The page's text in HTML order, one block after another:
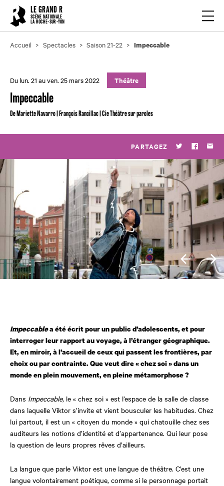
LE GRAND R
SCÈNE NATIONALE
LA ROCHE-SUR-YON
Accueil Spectacles Saison 21-22 Impeccable
Du lun. 21 au ven. 25 mars 2022 Théâtre
Impeccable
De Mariette Navarro | François Rancillac | Cie Théâtre sur paroles
PARTAGEZ Twitter
Impeccablea été écrit pour un public d’adolescents, et pour
interroger leur rapport au voyage, à l’étranger géographique.
Et, en miroir, à l’accueil de ceux qui passent les frontières, par
choix ou par contrainte. Que veut dire « chez soi » dans un
monde en plein mouvement, en pleine métamorphose ?
Dans Impeccable, le « chez soi » est l’espace de la salle de classe
dans laquelle Viktor s’invite et vient bousculer les habitudes. Chez
lui partout, il est un « citoyen du monde » qui chatouille chez ses
auditeurs les notions d’identité et d’appartenance. Qui leur pose
la question de leurs propres rêves d’ailleurs.
La langue que parle Viktor est une langue de théâtre. C’est une
langue volontairement poétique, comme si le personnage portait
Cookies management panel